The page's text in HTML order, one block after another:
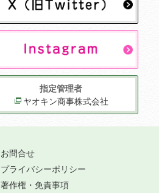
指定管理者
ヤオキン商事株式会社
お問合せ
プライバシーポリシー
著作権・免責事項